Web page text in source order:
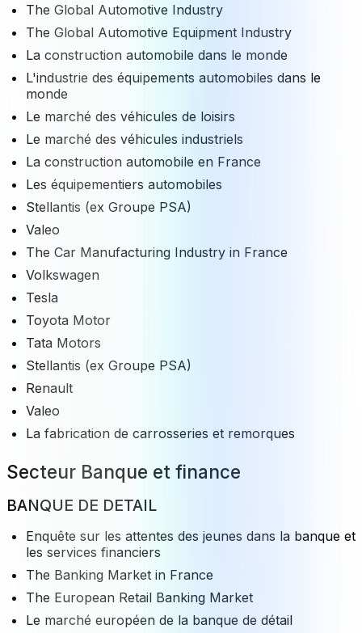
The Global Automotive Industry
The Global Automotive Equipment Industry
La construction automobile dans le monde
L'industrie des équipements automobiles dans le
monde
Le marché des véhicules de loisirs
Le marché des véhicules industriels
La construction automobile en France
Les équipementiers automobiles
Stellantis (ex Groupe PSA)
Valeo
The Car Manufacturing Industry in France
Volkswagen
Tesla
Toyota Motor
Tata Motors
Stellantis (ex Groupe PSA)
Renault
Valeo
La fabrication de carrosseries et remorques
Secteur Banque et finance
BANQUE DE DETAIL
Enquête sur les attentes des jeunes dans la banque et
les services financiers
The Banking Market in France
The European Retail Banking Market
Le marché européen de la banque de détail